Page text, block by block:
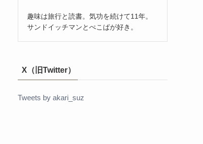
趣味は旅行と読書。気功を続けて11年。
サンドイッチマンとぺこぱが好き。
X（旧Twitter）
Tweets by akari_suz